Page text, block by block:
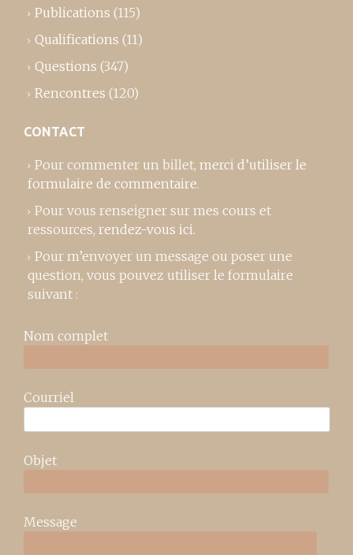
Publications (115)
Qualifications (11)
Questions (347)
Rencontres (120)
CONTACT
Pour commenter un billet, merci d’utiliser le
formulaire de commentaire.
Pour vous renseigner sur mes cours et
ressources, rendez-vous ici.
Pour m’envoyer un message ou poser une
question, vous pouvez utiliser le formulaire
suivant :
Nom complet
Courriel
Objet
Message